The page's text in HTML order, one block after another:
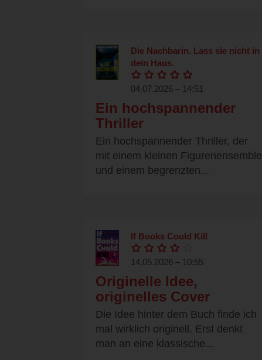
Die Nachbarin. Lass sie nicht in
dein Haus.
04.07.2026 – 14:51
Ein hochspannender
Thriller
Ein hochspannender Thriller, der
mit einem kleinen Figurenensemble
und einem begrenzten...
If Books Could Kill
14.05.2026 – 10:55
Originelle Idee,
originelles Cover
Die Idee hinter dem Buch finde ich
mal wirklich originell. Erst denkt
man an eine klassische...